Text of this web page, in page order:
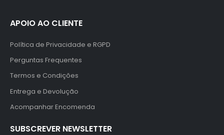
APOIO AO CLIENTE
Política de Privacidade e RGPD
Perguntas Frequentes
Termos e Condições
Entrega e Devolução
Acompanhar Encomenda
SUBSCREVER NEWSLETTER